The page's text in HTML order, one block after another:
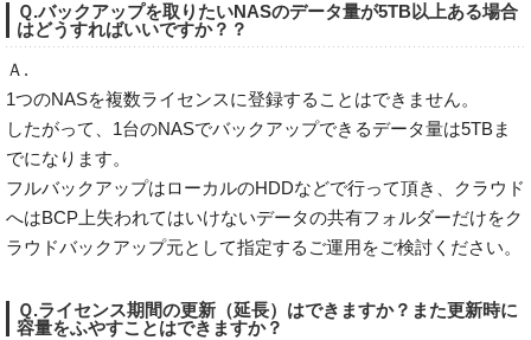
Ｑ.バックアップを取りたいNASのデータ量が5TB以上ある場合
はどうすればいいですか？？
Ａ.
1つのNASを複数ライセンスに登録することはできません。
したがって、1台のNASでバックアップできるデータ量は5TBま
でになります。
フルバックアップはローカルのHDDなどで行って頂き、クラウド
へはBCP上失われてはいけないデータの共有フォルダーだけをク
ラウドバックアップ元として指定するご運用をご検討ください。
Ｑ.ライセンス期間の更新（延長）はできますか？また更新時に
容量をふやすことはできますか？